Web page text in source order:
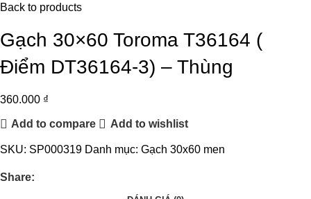
Back to products
Gạch 30×60 Toroma T36164 (
Điểm DT36164-3) – Thùng
360.000 ₫
Add to compare Add to wishlist
SKU: SP000319 Danh mục: Gạch 30x60 men
Share: